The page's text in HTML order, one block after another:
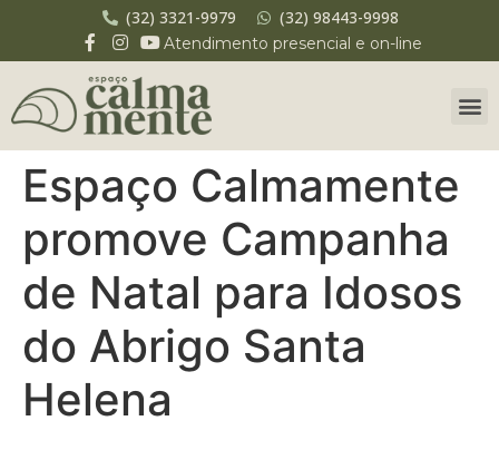
(32) 3321-9979 (32) 98443-9998
Atendimento presencial e on-line
Espaço Calmamente
promove Campanha
de Natal para Idosos
do Abrigo Santa
Helena